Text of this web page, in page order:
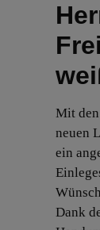
Mit den
neuen
ein
Dank